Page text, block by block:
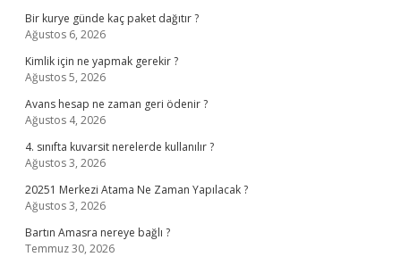
Bir kurye günde kaç paket dağıtır ?
Ağustos 6, 2026
Kimlik için ne yapmak gerekir ?
Ağustos 5, 2026
Avans hesap ne zaman geri ödenir ?
Ağustos 4, 2026
4. sınıfta kuvarsit nerelerde kullanılır ?
Ağustos 3, 2026
20251 Merkezi Atama Ne Zaman Yapılacak ?
Ağustos 3, 2026
Bartın Amasra nereye bağlı ?
Temmuz 30, 2026